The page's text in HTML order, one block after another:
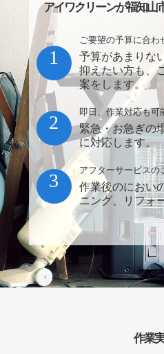
アイワクリーンが福知山
ご要望の予算に合わ
予算があまりな
抑えたい方も、
案をします。
1
即日、作業対応も可
緊急・お急ぎの
に対応します。
2
アフターサービスの
作業後のにおい
ニング、リフォ
3
作業